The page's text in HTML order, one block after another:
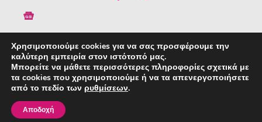
Copyright © 2026 Kirkinews
powered byCreative People
Χρησιμοποιούμε cookies για να σας προσφέρουμε την
καλύτερη εμπειρία στον ιστότοπό μας.
Μπορείτε να μάθετε περισσότερες πληροφορίες σχετικά με
τα cookies που χρησιμοποιούμε ή να τα απενεργοποιήσετε
από το πεδίο των ρυθμίσεων.
Αποδοχή